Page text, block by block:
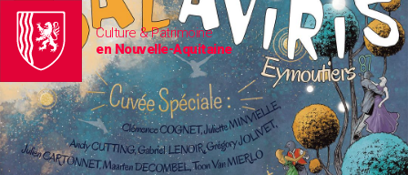
Culture & Patrimoine
en Nouvelle-Aquitaine